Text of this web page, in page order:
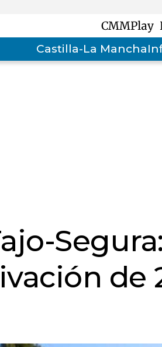
CMMPlay
Castilla-La Mancha
de